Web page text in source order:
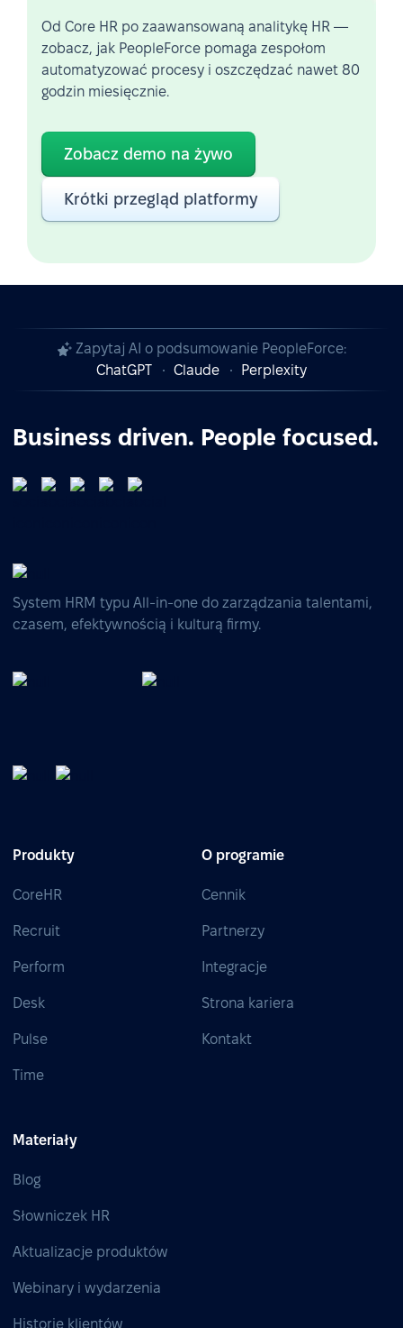
Od Core HR po zaawansowaną analitykę HR —
zobacz, jak PeopleForce pomaga zespołom
automatyzować procesy i oszczędzać nawet 80
godzin miesięcznie.
Zobacz demo na żywo
Krótki przegląd platformy
Zapytaj AI o podsumowanie PeopleForce:
ChatGPT
Claude Perplexity
Business driven. People focused.
System HRM typu All-in-one do zarządzania talentami,
czasem, efektywnością i kulturą firmy.
Produkty
CoreHR
Recruit
Perform
Desk
Pulse
Time
O programie
Cennik
Partnerzy
Integracje
Strona kariera
Kontakt
Materiały
Blog
Słowniczek HR
Aktualizacje produktów
Webinary i wydarzenia
Historie klientów